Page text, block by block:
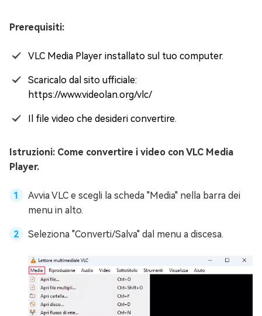
Prerequisiti:
VLC Media Player installato sul tuo computer.
Scaricalo dal sito ufficiale:
https://www.videolan.org/vlc/
Il file video che desideri convertire.
Istruzioni: Come convertire i video con VLC Media
Player.
Avvia VLC e scegli la scheda "Media" nella barra dei
menu in alto.
Seleziona "Converti/Salva" dal menu a discesa.